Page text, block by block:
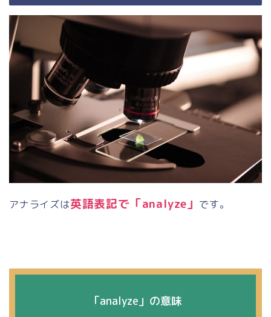
アナライズは英語表記で「analyze 」 です。
「analyze」の意味